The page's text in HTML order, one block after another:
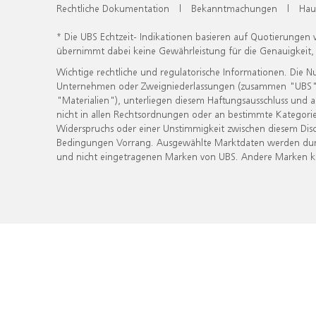
Rechtliche Dokumentation | Bekanntmachungen |
* Die UBS Echtzeit- Indikationen basieren auf
übernimmt dabei keine Gewährleistung für die
Wichtige rechtliche und regulatorische Informationen. Die
Unternehmen oder Zweigniederlassungen (zusammen
"Materialien"), unterliegen diesem Haftungsausschluss
nicht in allen Rechtsordnungen oder an bestimmte
Widerspruchs oder einer Unstimmigkeit zwischen diesem
Bedingungen Vorrang. Ausgewählte Marktdaten werden
und nicht eingetragenen Marken von UBS. Andere Marken